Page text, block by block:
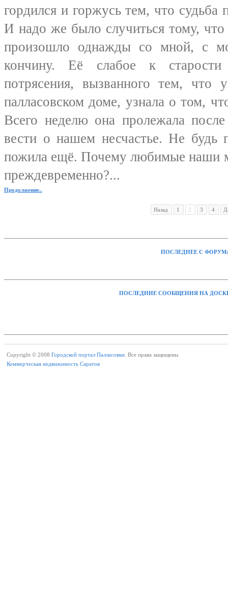
гордился и горжусь тем, что
И надо же было случиться тому,
произошло однажды со мной, с
кончину. Её слабое к
потрясения, вызванного тем,
палласовском доме, узнала о том,
Всего неделю она пролежала
вести о нашем несчастье. Не будь
пожила ещё. Почему любимые наши
преждевременно?...
Продолжение..
Назад 1 2 3 4
ПОСЛЕДНЕЕ С
ПОСЛЕДНИЕ СООБЩЕНИЯ НА
Copyright © 2008 Городской портал Палласовки. Все права защищены
Коммерческая недвижимость Саратов